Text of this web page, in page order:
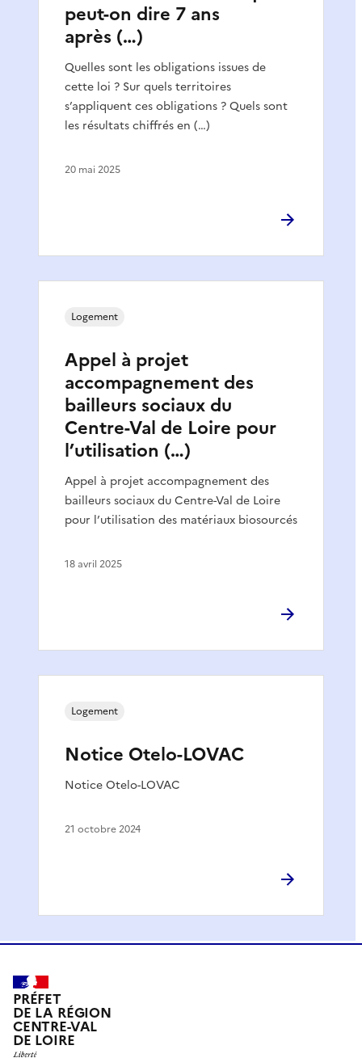
peut-on dire 7 ans
après (…)
Quelles sont les obligations issues de
cette loi ? Sur quels territoires
s’appliquent ces obligations ? Quels sont
les résultats chiffrés en (…)
20 mai 2025
Appel à projet
accompagnement des
bailleurs sociaux du
Centre-Val de Loire pour
l’utilisation (…)
Appel à projet accompagnement des
bailleurs sociaux du Centre-Val de Loire
pour l’utilisation des matériaux biosourcés
Logement
18 avril 2025
Notice Otelo-LOVAC
Notice Otelo-LOVAC
Logement
21 octobre 2024
PRÉFET
DE LA RÉGION
CENTRE-VAL
DE LOIRE